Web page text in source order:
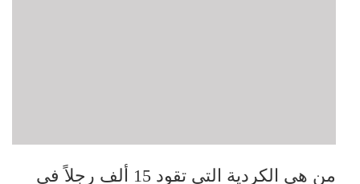
من هي الكردية التي تقود 15 ألف رجلاً في